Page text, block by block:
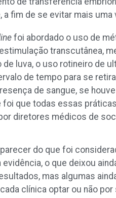
a fim de se evitar mais
foi abordado o uso de
transcutânea,
de luva, o uso rotineiro de
de tempo para se
de sangue, se
foi que todas essas
diretores médicos de
do que foi
evidência, o que deixou
mas algumas
clínica optar ou não por